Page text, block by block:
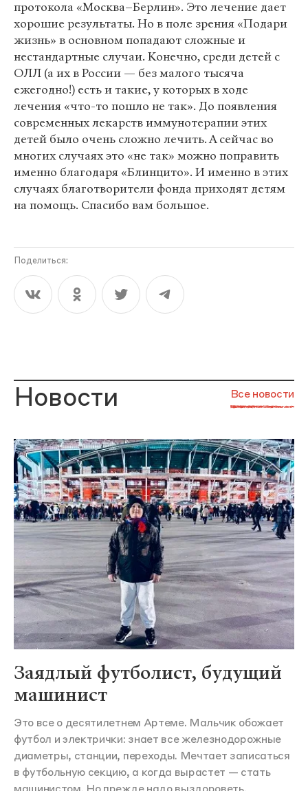
протокола «Москва–Берлин». Это лечение дает
хорошие результаты. Но в поле зрения «Подари
жизнь» в основном попадают сложные и
нестандартные случаи. Конечно, среди детей с
ОЛЛ (а их в России — без малого тысяча
ежегодно!) есть и такие, у которых в ходе
лечения «что-то пошло не так». До появления
современных лекарств иммунотерапии этих
детей было очень сложно лечить. А сейчас во
многих случаях это «не так» можно поправить
именно благодаря «Блинцито». И именно в этих
случаях благотворители фонда приходят детям
на помощь. Спасибо вам большое.
Поделиться:
Новости Все новости
Заядлый футболист, будущий
машинист
Это все о десятилетнем Артеме. Мальчик обожает
футбол и электрички: знает все железнодорожные
диаметры, станции, переходы. Мечтает записаться
в футбольную секцию, а когда вырастет — стать